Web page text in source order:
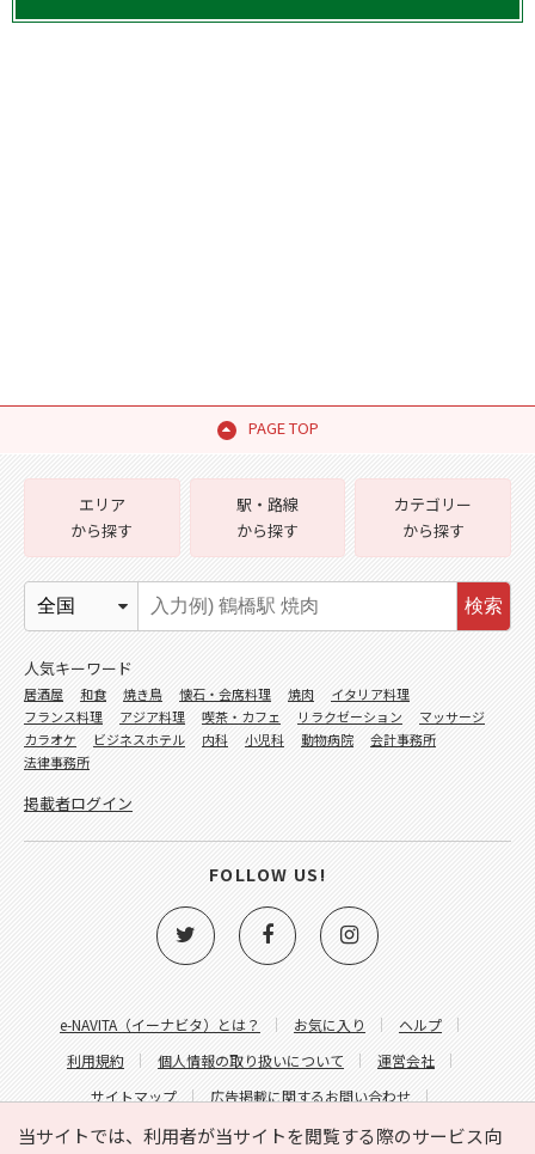
PAGE TOP
当サイトでは、利用者が当サイトを閲覧する際のサービス向
e-NAVITA（イーナビタ）とは？ お気に入り
ヘルプ
利用規約
個人情報の取り扱いについて
運営会社
サイトマップ
広告掲載に関するお問い合わせ
サイトの内容に関するお問い合わせ
エリア
から探す
駅・路線
から探す
カテゴリー
から探す
検索
人気キーワード
居酒屋 和食 焼き鳥 懐石・会席料理 焼肉
イタリア料理
フランス料理
アジア料理 喫茶・カフェ リラクゼーション
マッサージ
カラオケ
ビジネスホテル 内科 小児科 動物病院
会計事務所
法律事務所
掲載者ログイン
FOLLOW US!